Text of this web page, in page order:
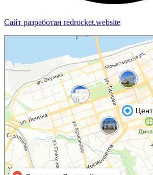
Сайт разработан redrocket.website
Яндекс Карты — транспорт, навигация, поиск мест